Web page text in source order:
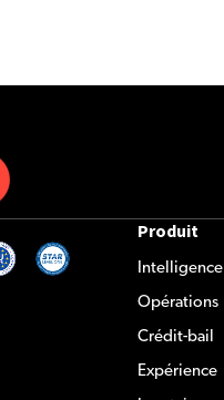
Produit
Intelligence
Opérations
Crédit-bail
Expérience